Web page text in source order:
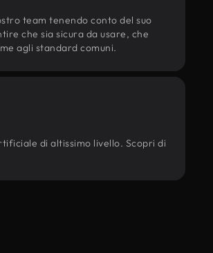
team tenendo conto del suo
che sia sicura da usare, che
agli standard comuni.
di altissimo livello. Scopri di